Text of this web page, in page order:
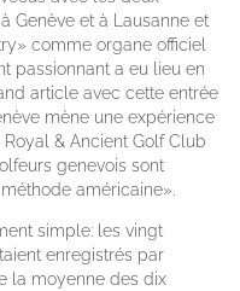
Genève et à Lausanne et
comme organe officiel
passionnant a eu lieu en
article avec cette entrée
mène une expérience
& Ancient Golf Club
genevois sont
américaine».
simple: les vingt
enregistrés par
la moyenne des dix